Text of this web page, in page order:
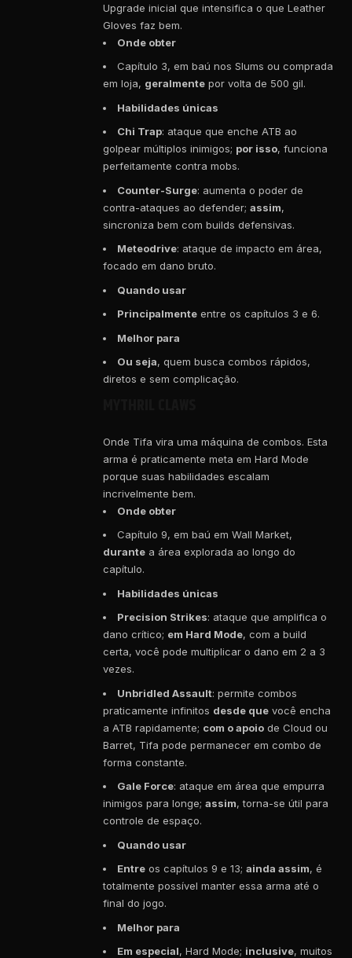
Upgrade inicial que intensifica o que Leather
Gloves faz bem.
Onde obter
Capítulo 3, em baú nos Slums ou comprada
em loja, geralmente por volta de 500 gil.
Habilidades únicas
Chi Trap: ataque que enche ATB ao
golpear múltiplos inimigos; por isso, funciona
perfeitamente contra mobs.
Counter-Surge: aumenta o poder de
contra-ataques ao defender; assim,
sincroniza bem com builds defensivas.
Meteodrive: ataque de impacto em área,
focado em dano bruto.
Quando usar
Principalmente entre os capítulos 3 e 6.
Melhor para
Ou seja, quem busca combos rápidos,
diretos e sem complicação.
Onde Tifa vira uma máquina de combos. Esta
arma é praticamente meta em Hard Mode
porque suas habilidades escalam
incrivelmente bem.
Onde obter
Capítulo 9, em baú em Wall Market,
durante a área explorada ao longo do
capítulo.
Habilidades únicas
Precision Strikes: ataque que amplifica o
dano crítico; em Hard Mode, com a build
certa, você pode multiplicar o dano em 2 a 3
vezes.
Unbridled Assault: permite combos
praticamente infinitos desde que você encha
a ATB rapidamente; com o apoio de Cloud ou
Barret, Tifa pode permanecer em combo de
forma constante.
Gale Force: ataque em área que empurra
inimigos para longe; assim, torna-se útil para
controle de espaço.
Quando usar
Entre os capítulos 9 e 13; ainda assim, é
totalmente possível manter essa arma até o
final do jogo.
Melhor para
Em especial, Hard Mode; inclusive, muitos